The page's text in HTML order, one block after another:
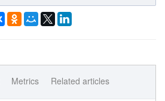
Metrics Related articles